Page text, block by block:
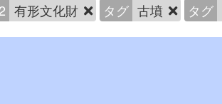
有形文化財 タグ 古墳 タグ